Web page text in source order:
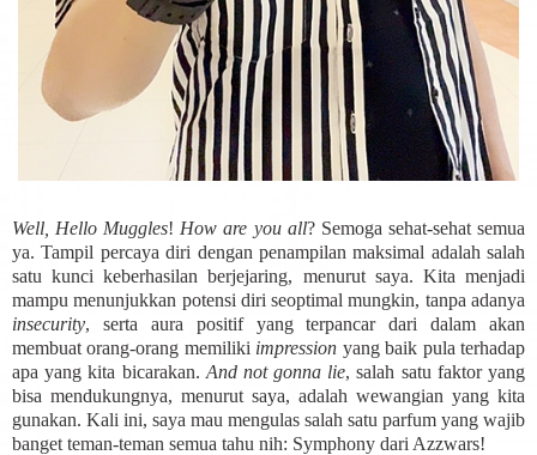
Well, Hello Muggles! How are you all? Semoga sehat-sehat semua
ya. Tampil percaya diri dengan penampilan maksimal adalah salah
satu kunci keberhasilan berjejaring, menurut saya. Kita menjadi
mampu menunjukkan potensi diri seoptimal mungkin, tanpa adanya
insecurity, serta aura positif yang terpancar dari dalam akan
membuat orang-orang memiliki impression yang baik pula terhadap
apa yang kita bicarakan. And not gonna lie, salah satu faktor yang
bisa mendukungnya, menurut saya, adalah wewangian yang kita
gunakan. Kali ini, saya mau mengulas salah satu parfum yang wajib
banget teman-teman semua tahu nih: Symphony dari Azzwars!